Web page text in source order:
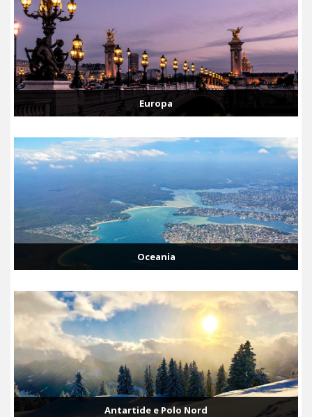
Europa
Oceania
Antartide e Polo Nord